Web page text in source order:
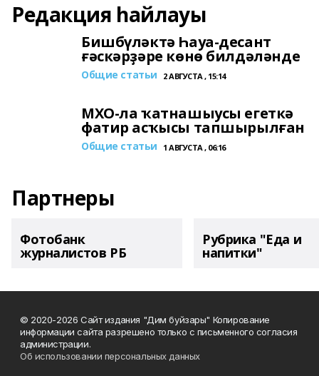
Редакция һайлауы
Бишбүләктә Һауа-десант
ғәскәрҙәре көнө билдәләнде
Общие статьи 2 АВГУСТА , 15:14
МХО-ла ҡатнашыусы егеткә
фатир асҡысы тапшырылған
Общие статьи 1 АВГУСТА , 06:16
Партнеры
Фотобанк
журналистов РБ
Рубрика "Еда и
напитки"
© 2020-2026 Сайт издания "Дим буйзары" Копирование
информации сайта разрешено только с письменного согласия
администрации.
Об использовании персональных данных